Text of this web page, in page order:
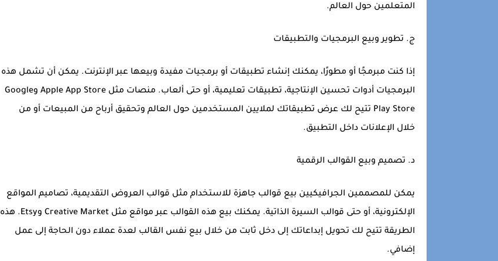
المتعلمين حول العالم.
ج. تطوير وبيع البرمجيات والتطبيقات
إذا كنت مبرمجًا أو مطورًا، يمكنك إنشاء تطبيقات أو برمجيات مفيدة وبيعها عبر الإنترنت. يمكن أن تشمل هذه
البرمجيات أدوات تحسين الإنتاجية، تطبيقات تعليمية، أو حتى ألعاب. منصات مثل Apple App Store وGoogle
Play Store تتيح لك عرض تطبيقاتك لملايين المستخدمين حول العالم وتحقيق أرباح من المبيعات أو من
خلال الإعلانات داخل التطبيق.
د. تصميم وبيع القوالب الرقمية
يمكن للمصممين الجرافيكيين بيع قوالب جاهزة للاستخدام مثل قوالب العروض التقديمية، تصاميم المواقع
الإلكترونية، أو حتى قوالب السيرة الذاتية. يمكنك بيع هذه القوالب عبر مواقع مثل Creative Market وEtsy. هذه
الطريقة تتيح لك تحويل إبداعاتك إلى دخل ثابت من خلال بيع نفس القالب لعدة عملاء دون الحاجة إلى عمل
إضافي.